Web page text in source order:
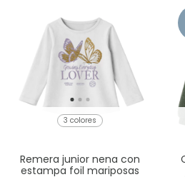
3 colores
Remera junior nena con
estampa foil mariposas